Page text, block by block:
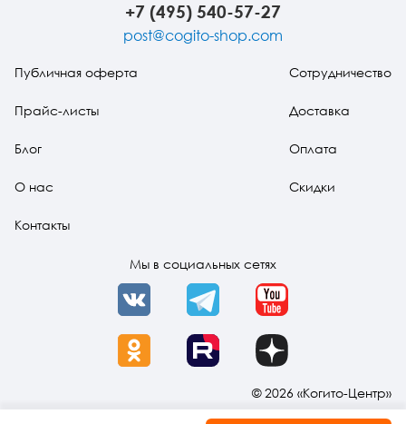
+7 (495) 540-57-27
post@cogito-shop.com
Публичная оферта
Прайс-листы
Блог
О нас
Контакты
Сотрудничество
Доставка
Оплата
Скидки
Мы в социальных сетях
VK Telegram YouTube
OK Rutube Dzen
© 2026 «Когито-Центр»